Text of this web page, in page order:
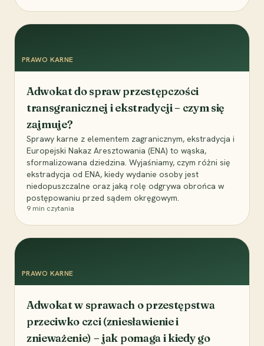
PRAWO KARNE
Adwokat do spraw przestępczości
transgranicznej i ekstradycji – czym się
zajmuje?
Sprawy karne z elementem zagranicznym, ekstradycja i
Europejski Nakaz Aresztowania (ENA) to wąska,
sformalizowana dziedzina. Wyjaśniamy, czym różni się
ekstradycja od ENA, kiedy wydanie osoby jest
niedopuszczalne oraz jaką rolę odgrywa obrońca w
postępowaniu przed sądem okręgowym.
9 min czytania
PRAWO KARNE
Adwokat w sprawach o przestępstwa
przeciwko czci (zniesławienie i
znieważenie) – jak pomaga i kiedy go